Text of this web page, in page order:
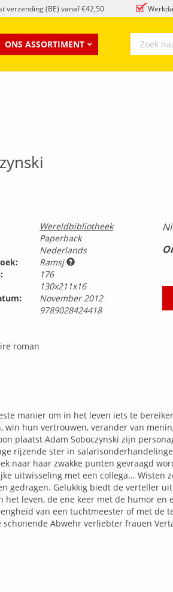
verzending (BE) vanaf €42,50
ONS ASSORTIMENT
Wereldbibliotheek
Paperback
Nederlands
Ramsj
176
130x211x16
November 2012
9789028424418
roman
manier om in het leven iets te
win hun vertrouwen, verander van
plaatst Adam Soboczynski zijn
rijzende ster in
naar haar zwakke punten gevraagd
uitwisseling met een collega... Wisten
gedragen. Gelukkig biedt de verteller
het leven, de ene keer met de humor en
van een tuchtmeester of met de
schonende Abwehr verliebter frauen